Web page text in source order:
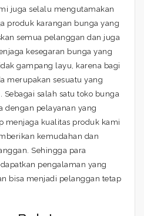
juga selalu mengutamakan
produk karangan bunga yang
semua pelanggan dan juga
kesegaran bunga yang
gampang layu, karena bagi
merupakan sesuatu yang
salah satu toko bunga
dengan pelayanan yang
menjaga kualitas produk kami
kemudahan dan
Sehingga para
pengalaman yang
bisa menjadi pelanggan tetap